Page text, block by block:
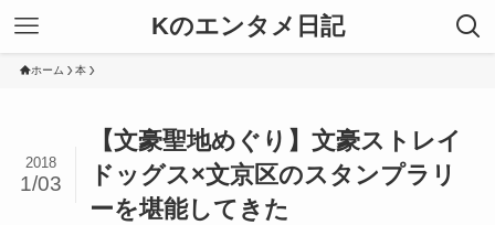
Kのエンタメ日記
ホーム 本
【文豪聖地めぐり】文豪ストレイ
ドッグス×文京区のスタンプラリ
ーを堪能してきた
2018
1/03